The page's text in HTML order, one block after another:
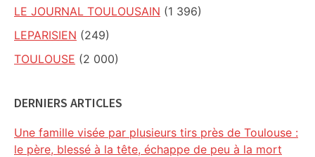
LE JOURNAL TOULOUSAIN (1 396)
LEPARISIEN (249)
TOULOUSE (2 000)
DERNIERS ARTICLES
Une famille visée par plusieurs tirs près de Toulouse :
le père, blessé à la tête, échappe de peu à la mort